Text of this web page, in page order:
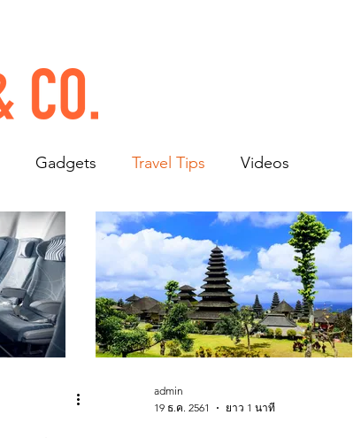
Gadgets Travel Tips Videos
admin
19 ธ.ค. 2561
ยาว 1 นาที